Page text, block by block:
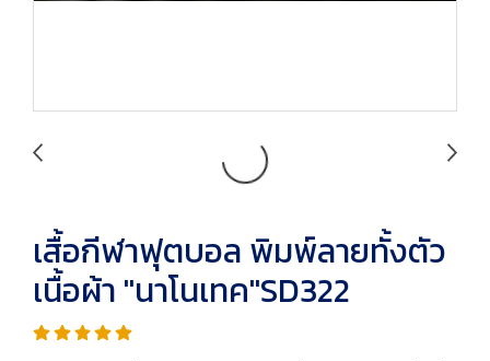
เสื้อกีฬาฟุตบอล พิมพ์ลายทั้งตัว
เนื้อผ้า "นาโนเทค"SD322